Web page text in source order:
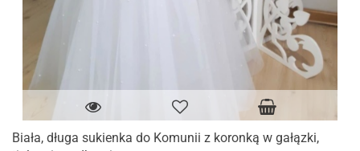
Biała, długa sukienka do Komunii z koronką w gałązki,